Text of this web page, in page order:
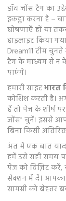
डॉव जोंस टैग का
इकट्ठा करना है –
घोषणाएँ हों या
हाइलाइट किया
Dream11 टीम
टैग के माध्यम से न
पाएंगे।
हमारी साइटभारत
कोशिश करती है।
हैं तो पेज के शीर्ष
जोंस" चुनें। इससे
बिना किसी
अंत में एक बात
हमें उसे सही समय
पेज को विज़िट
सेक्शन में दें।
सामग्री को बेहतर